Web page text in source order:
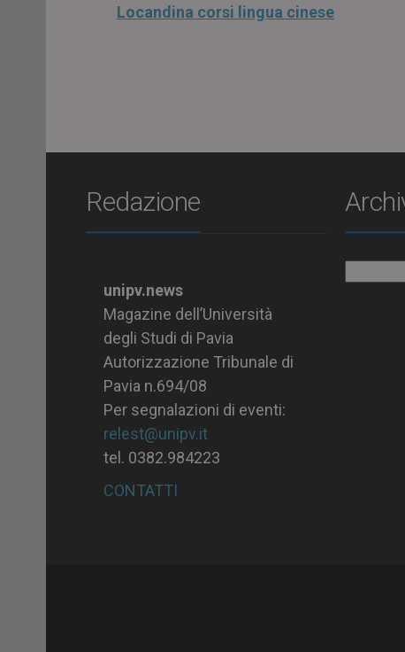
Locandina corsi lingua cinese
Redazione
unipv.news
Magazine dell’Università
degli Studi di Pavia
Autorizzazione Tribunale di
Pavia n.694/08
Per segnalazioni di eventi:
relest@unipv.it
tel. 0382.984223
CONTATTI